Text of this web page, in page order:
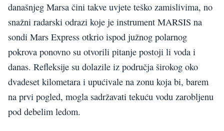
današnjeg Marsa čini takve uvjete teško zamislivima, no
snažni radarski odrazi koje je instrument MARSIS na
sondi Mars Express otkrio ispod južnog polarnog
pokrova ponovno su otvorili pitanje postoji li voda i
danas. Refleksije su dolazile iz područja širokog oko
dvadeset kilometara i upućivale na zonu koja bi, barem
na prvi pogled, mogla sadržavati tekuću vodu zarobljenu
pod debelim ledom.